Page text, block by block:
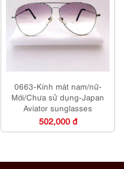
0663-Kính mát nam/nữ-
Mới/Chưa sử dụng-Japan
Aviator sunglasses
502,000 đ